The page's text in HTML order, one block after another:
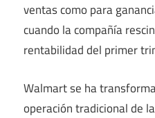
ventas como para
cuando la compañía
rentabilidad del primer
Walmart se ha
operación tradicional de